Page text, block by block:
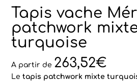
Tapis vache
patchwork
turquoise
A partir de 263,52€
Letapis patchwork mixte